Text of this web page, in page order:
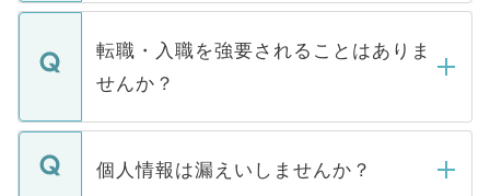
ます。通常、5営業日以内にはご連絡をせて
いただきますので、しばらくお待ちくださ
い。
マイナビDOCTORで取り扱っている求人の
うち約3割は、Webサイトからご覧いただ
けない「非公開求人」です。非公開求人は
下記の理由によって、一般には公開してい
ません。
■応募殺到を避けるため 人気のある医療機
転職・入職を強要されることはありま
せんか？
転職・入職を強要することは一切ありませ
ん。また、仮に応募先から内定をいただい
個人情報は漏えいしませんか？